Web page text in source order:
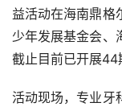
益活动在海南鼎格
少年发展基金会、
截止目前已开展44
活动现场，专业牙